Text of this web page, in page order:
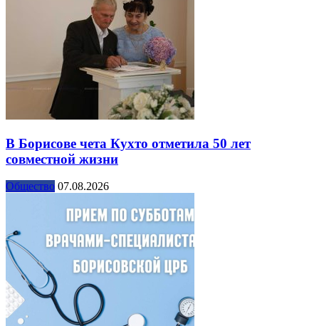
В Борисове чета Кухто отметила 50 лет
совместной жизни
Общество 07.08.2026